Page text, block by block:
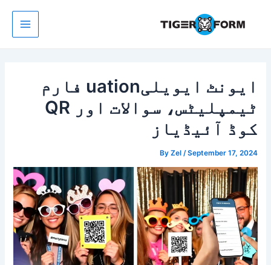
content
Main
ایونٹ ایویلیuation فارم
ٹیمپلیٹس، سوالات اور QR
کوڈ آئیڈیاز
By Zel /September 17, 2024